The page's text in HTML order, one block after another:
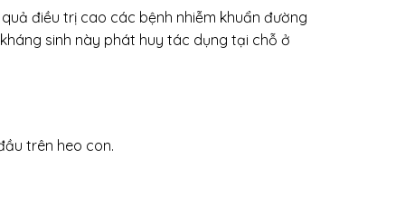
điều trị cao các bệnh nhiễm khuẩn đường
sinh này phát huy tác dụng tại chỗ ở
trên heo con.